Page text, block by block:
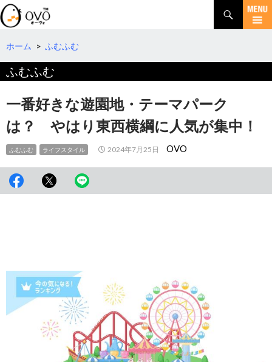
検
索
コ
テ
へ
ホーム > ふむふむ
ふむふむ
一番好きな遊園地・テーマパーク
は？ やはり東西横綱に人気が集中！
ふむふむ ライフスタイル 2024年7月25日 OVO